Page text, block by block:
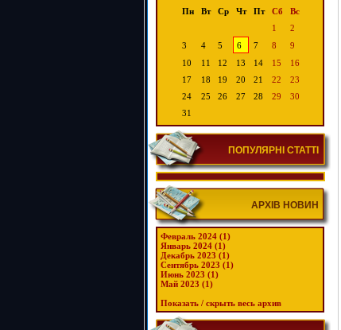
Пн
Вт Ср Чт Пт Сб
Вс
1
2
3
4 5 6 7 8
9
10
11 12 13 14 15
16
17
18 19 20 21 22
23
24
25 26 27 28 29
30
31
ПОПУЛЯРНІ СТАТТІ
АРХІВ НОВИН
Февраль 2024 (1)
Январь 2024 (1)
Декабрь 2023 (1)
Сентябрь 2023 (1)
Июнь 2023 (1)
Май 2023 (1)
Показать / скрыть весь архив